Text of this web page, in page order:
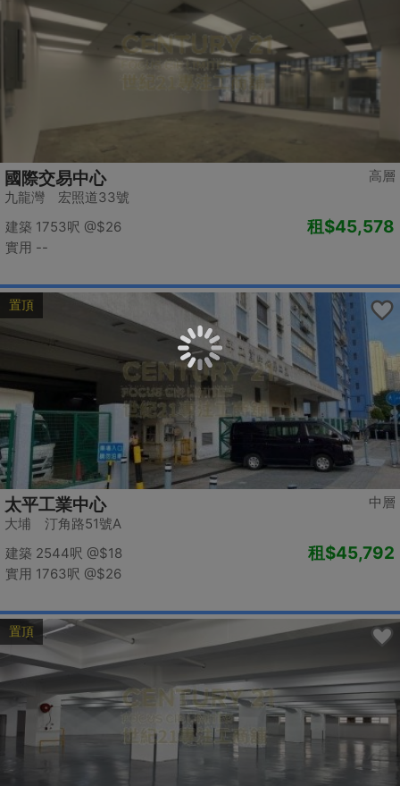
高層
國際交易中心
九龍灣 宏照道33號
建築 1753呎 @$26
實用 --
租$45,578
置頂
中層
太平工業中心
大埔 汀角路51號A
建築 2544呎 @$18
實用 1763呎 @$26
租$45,792
置頂